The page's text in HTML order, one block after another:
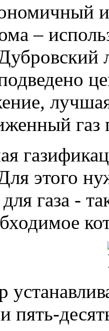
–
газ
этого
газа -
пять-